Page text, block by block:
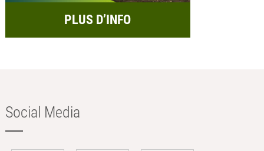
PLUS D’INFO
Social Media